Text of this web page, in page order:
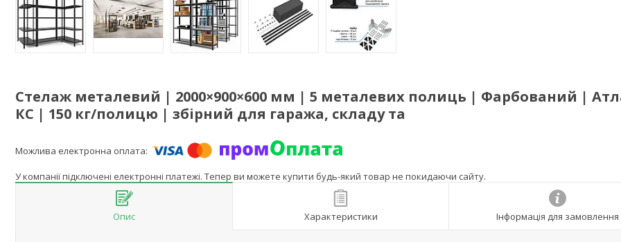
Стелаж металевий | 2000×900×600 мм | 5 металевих полиць | Фарбований |
КС | 150 кг/полицю | збірний для гаража, складу та
У компанії підключені електронні платежі. Тепер ви можете купити будь-який товар не покидаючи сайту.
Опис Характеристики Інформація для замовлення